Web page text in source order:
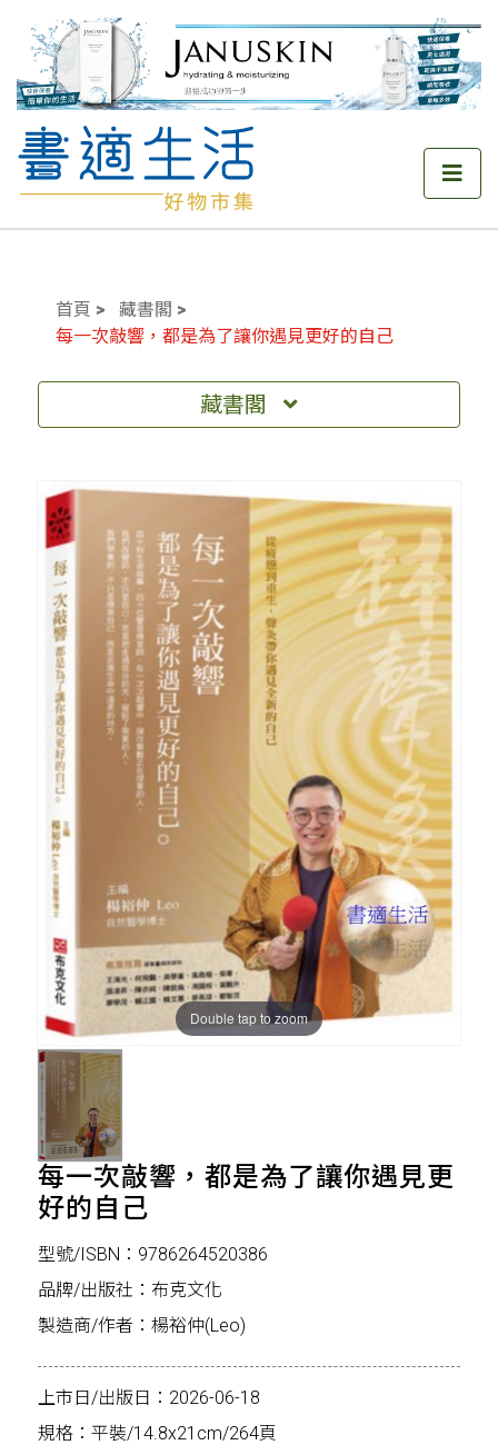
首頁
藏書閣
每一次敲響，都是為了讓你遇見更好的自己
藏書閣
Double tap to zoom
每一次敲響，都是為了讓你遇見更
好的自己
型號/ISBN：9786264520386
品牌/出版社：布克文化
製造商/作者：楊裕仲(Leo)
上市日/出版日：2026-06-18
規格：平裝/14.8x21cm/264頁